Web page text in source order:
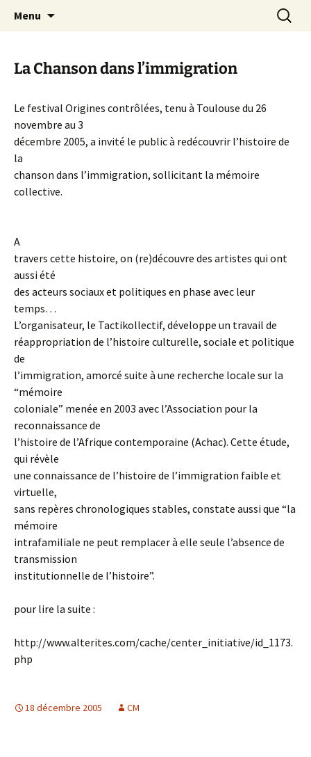
Canal Marches
Menu
La Chanson dans l’immigration
Le festival Origines contrôlées, tenu à Toulouse du 26
novembre au 3
décembre 2005, a invité le public à redécouvrir l’histoire de
la
chanson dans l’immigration, sollicitant la mémoire
collective.
A
travers cette histoire, on (re)découvre des artistes qui ont
aussi été
des acteurs sociaux et politiques en phase avec leur
temps…
L’organisateur, le Tactikollectif, développe un travail de
réappropriation de l’histoire culturelle, sociale et politique
de
l’immigration, amorcé suite à une recherche locale sur la
“mémoire
coloniale” menée en 2003 avec l’Association pour la
reconnaissance de
l’histoire de l’Afrique contemporaine (Achac). Cette étude,
qui révèle
une connaissance de l’histoire de l’immigration faible et
virtuelle,
sans repères chronologiques stables, constate aussi que “la
mémoire
intrafamiliale ne peut remplacer à elle seule l’absence de
transmission
institutionnelle de l’histoire”.
pour lire la suite :
http://www.alterites.com/cache/center_initiative/id_1173.
php
18 décembre 2005 CM